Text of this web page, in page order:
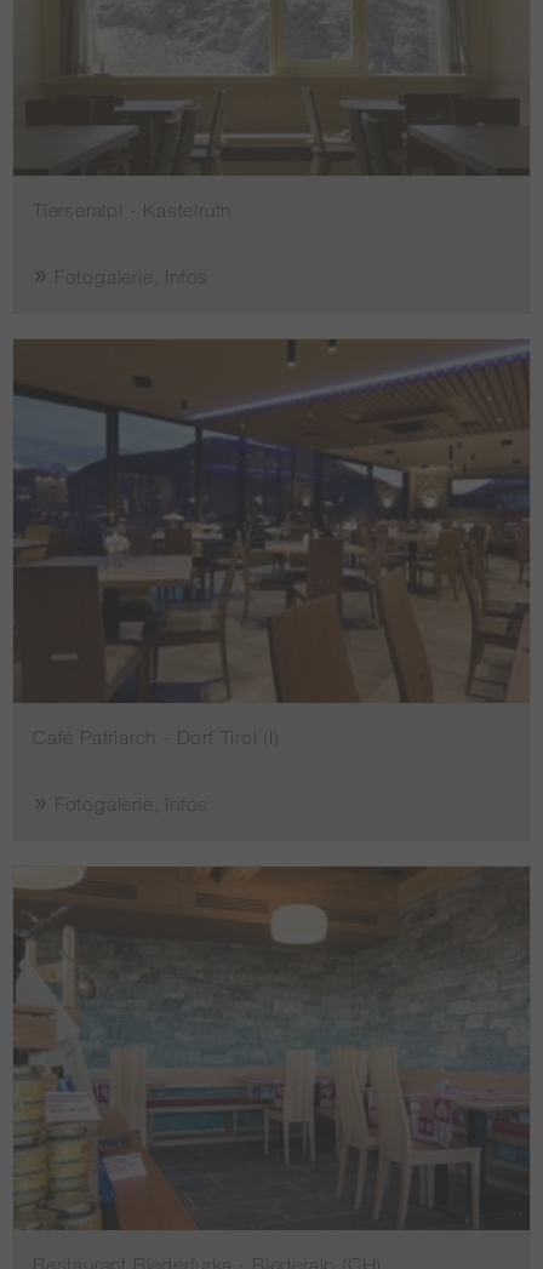
Tierseralpl - Kastelruth
Fotogalerie, Infos
Café Patriarch - Dorf Tirol (I)
Fotogalerie, Infos
Restaurant Riederfurka - Riederalp (CH)